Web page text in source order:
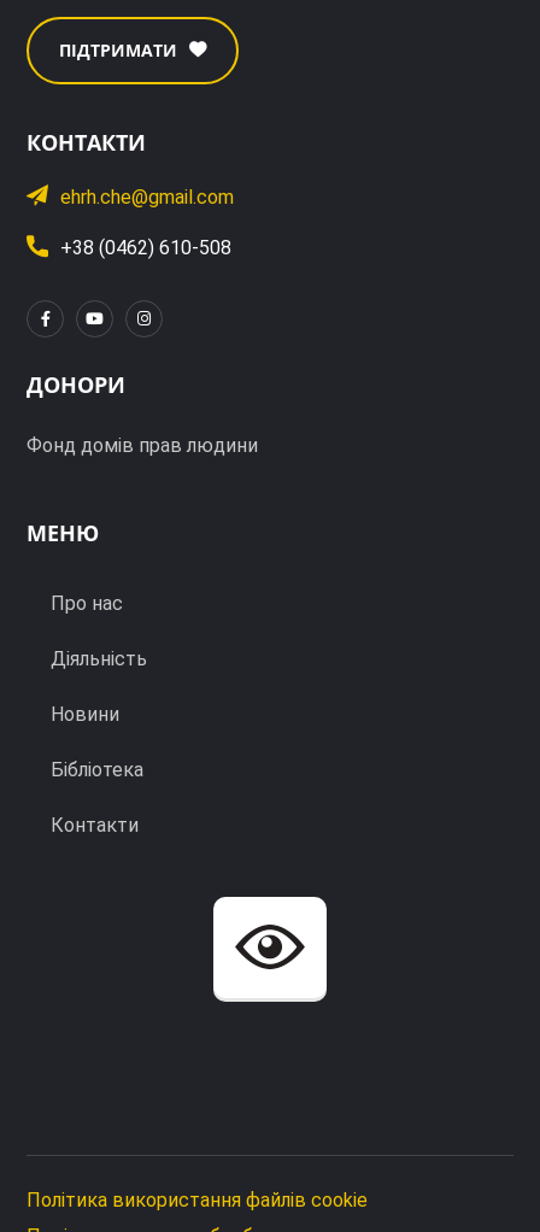
ПІДТРИМАТИ
КОНТАКТИ
ehrh.che@gmail.com
+38 (0462) 610-508
ДОНОРИ
Фонд домів прав людини
МЕНЮ
Про нас
Діяльність
Новини
Бібліотека
Контакти
Політика використання файлів cookie